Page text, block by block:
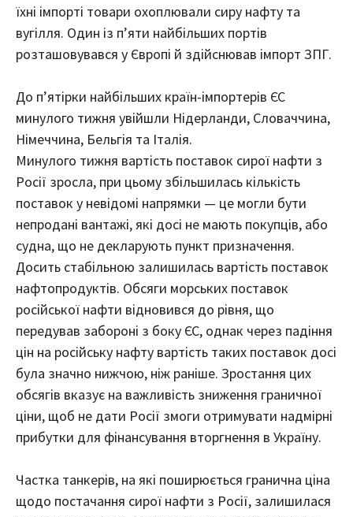
їхні імпорті товари охоплювали сиру нафту та
вугілля. Один із п’яти найбільших портів
розташовувався у Європі й здійснював імпорт ЗПГ.
До п’ятірки найбільших країн-імпортерів ЄС
минулого тижня увійшли Нідерланди, Словаччина,
Німеччина, Бельгія та Італія.
Минулого тижня вартість поставок сирої нафти з
Росії зросла, при цьому збільшилась кількість
поставок у невідомі напрямки — це могли бути
непродані вантажі, які досі не мають покупців, або
судна, що не декларують пункт призначення.
Досить стабільною залишилась вартість поставок
нафтопродуктів. Обсяги морських поставок
російської нафти відновився до рівня, що
передував забороні з боку ЄС, однак через падіння
цін на російську нафту вартість таких поставок досі
була значно нижчою, ніж раніше. Зростання цих
обсягів вказує на важливість зниження граничної
ціни, щоб не дати Росії змоги отримувати надмірні
прибутки для фінансування вторгнення в Україну.
Частка танкерів, на які поширюється гранична ціна
щодо постачання сирої нафти з Росії, залишилася